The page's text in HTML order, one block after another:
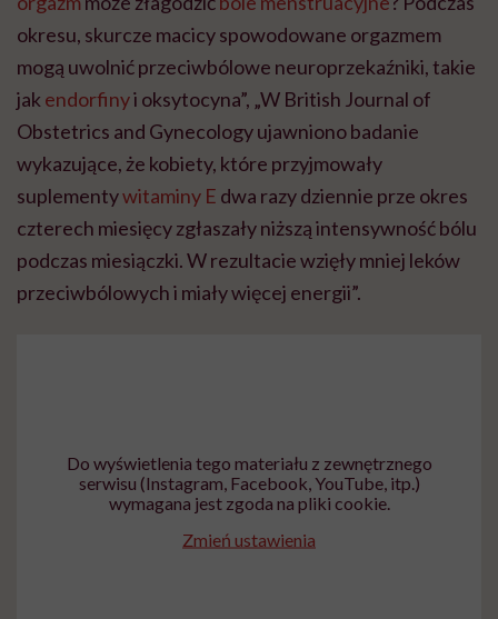
okresu, skurcze macicy spowodowane orgazmem
mogą uwolnić przeciwbólowe neuroprzekaźniki, takie
jak endorfinyi oksytocyna”, „W British Journal of
Obstetrics and Gynecology ujawniono badanie
wykazujące, że kobiety, które przyjmowały
suplementywitaminy E dwa razy dziennie prze okres
czterech miesięcy zgłaszały niższą intensywność bólu
podczas miesiączki. W rezultacie wzięły mniej leków
przeciwbólowych i miały więcej energii”.
Do wyświetlenia tego materiału z zewnętrznego
serwisu (Instagram, Facebook, YouTube, itp.)
wymagana jest zgoda na pliki cookie.
Zmień ustawienia